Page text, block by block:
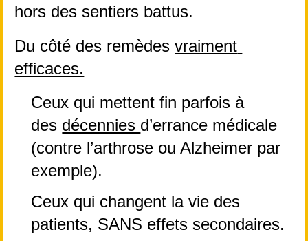
hors des sentiers battus.
Du côté des remèdes vraiment
efficaces.
Ceux qui mettent fin parfois à
des décennies d’errance médicale
(contre l’arthrose ou Alzheimer par
exemple).
Ceux qui changent la vie des
patients, SANS effets secondaires.